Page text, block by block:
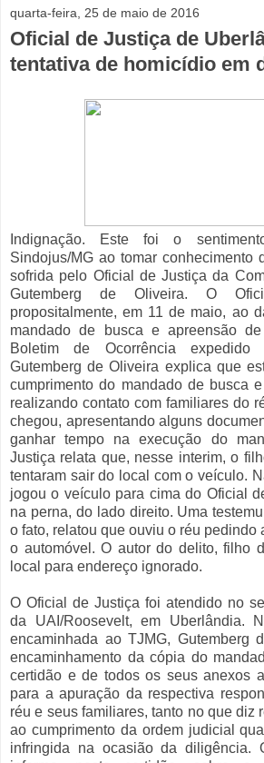
quarta-feira, 25 de maio de 2016
Oficial de Justiça de
tentativa de homicídio em
Indignação. Este foi o
Sindojus/MG ao tomar conhecimento
sofrida pelo Oficial de Justiça da
Gutemberg de Oliveira. O
propositalmente, em 11 de maio, ao
mandado de busca e apreensão
Boletim de Ocorrência
Gutemberg de Oliveira explica que
cumprimento do mandado de busca
realizando contato com familiares do
chegou, apresentando alguns
ganhar tempo na execução do
Justiça relata que, nesse interim, o
tentaram sair do local com o veículo.
jogou o veículo para cima do Oficial
na perna, do lado direito. Uma
o fato, relatou que ouviu o réu pedindo
o automóvel. O autor do delito, filho
local para endereço ignorado.
O Oficial de Justiça foi atendido no
da UAI/Roosevelt, em Uberlândia.
encaminhada ao TJMG, Gutemberg
encaminhamento da cópia do
certidão e de todos os seus anexos
para a apuração da respectiva
réu e seus familiares, tanto no que diz
ao cumprimento da ordem judicial
infringida na ocasião da diligência.